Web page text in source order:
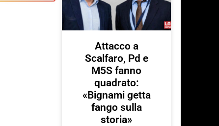
Attacco a
Scalfaro, Pd e
M5S fanno
quadrato:
«Bignami getta
fango sulla
storia»